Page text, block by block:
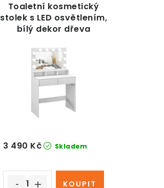
Toaletní kosmetický
stolek s LED osvětlením,
bílý dekor dřeva
Skladem
3 490 Kč